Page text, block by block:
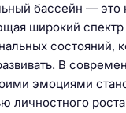
бассейн — это
широкий спектр
состояний,
В
эмоциями
личностного